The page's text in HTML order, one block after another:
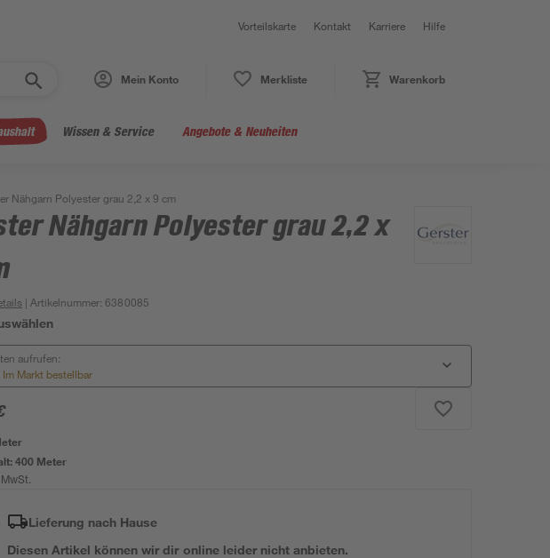
Vorteilskarte Kontakt Karriere Hilfe
Mein Konto Merkliste Warenkorb
Wissen & Service Angebote & Neuheiten
Nähgarn Polyester grau 2,2 x 9 cm
Nähgarn Polyester grau 2,2 x
| Artikelnummer:6380085
aufrufen:
Im Markt bestellbar
400 Meter
Lieferung nach Hause
Diesen Artikel können wir dir online leider nicht anbieten.